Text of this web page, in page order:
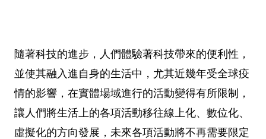
隨著科技的進步，人們體驗著科技帶來的便利性，
並使其融入進自身的生活中，尤其近幾年受全球疫
情的影響，在實體場域進行的活動變得有所限制，
讓人們將生活上的各項活動移往線上化、數位化、
虛擬化的方向發展，未來各項活動將不再需要限定